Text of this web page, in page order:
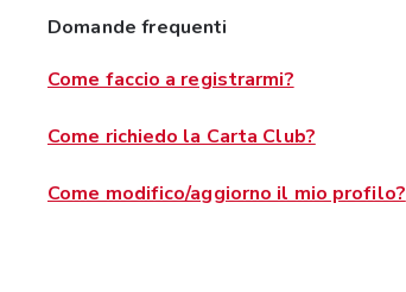
Domande frequenti
Come faccio a registrarmi?
Come richiedo la Carta Club?
Come modifico/aggiorno il mio profilo?